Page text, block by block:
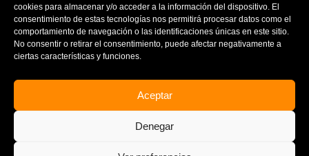
cookies para almacenar y/o acceder a la información del dispositivo. El
consentimiento de estas tecnologías nos permitirá procesar datos como el
comportamiento de navegación o las identificaciones únicas en este sitio.
No consentir o retirar el consentimiento, puede afectar negativamente a
ciertas características y funciones.
Aceptar
Denegar
CONTACTO